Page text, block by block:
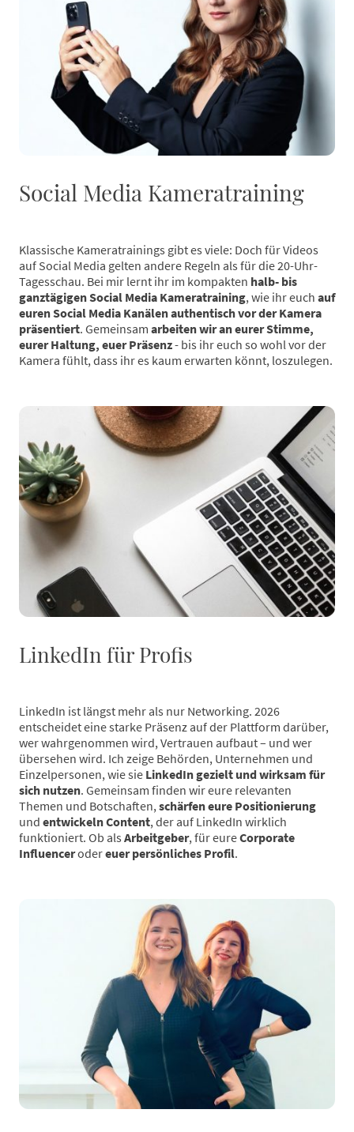
Social Media Kameratraining
Klassische Kameratrainings gibt es viele: Doch für Videos
auf Social Media gelten andere Regeln als für die 20-Uhr-
Tagesschau. Bei mir lernt ihr im kompakten halb- bis
ganztägigen Social Media Kameratraining, wie ihr euch auf
euren Social Media Kanälen authentisch vor der Kamera
präsentiert. Gemeinsam arbeiten wir an eurer Stimme,
eurer Haltung, euer Präsenz- bis ihr euch so wohl vor der
Kamera fühlt, dass ihr es kaum erwarten könnt, loszulegen.
LinkedIn für Profis
LinkedIn ist längst mehr als nur Networking. 2026
entscheidet eine starke Präsenz auf der Plattform darüber,
wer wahrgenommen wird, Vertrauen aufbaut – und wer
übersehen wird. Ich zeige Behörden, Unternehmen und
Einzelpersonen, wie sie LinkedIn gezielt und wirksam für
sich nutzen. Gemeinsam finden wir eure relevanten
Themen und Botschaften, schärfen eure Positionierung
und entwickeln Content, der auf LinkedIn wirklich
funktioniert. Ob als Arbeitgeber, für eureCorporate
Influencerodereuer persönliches Profil.